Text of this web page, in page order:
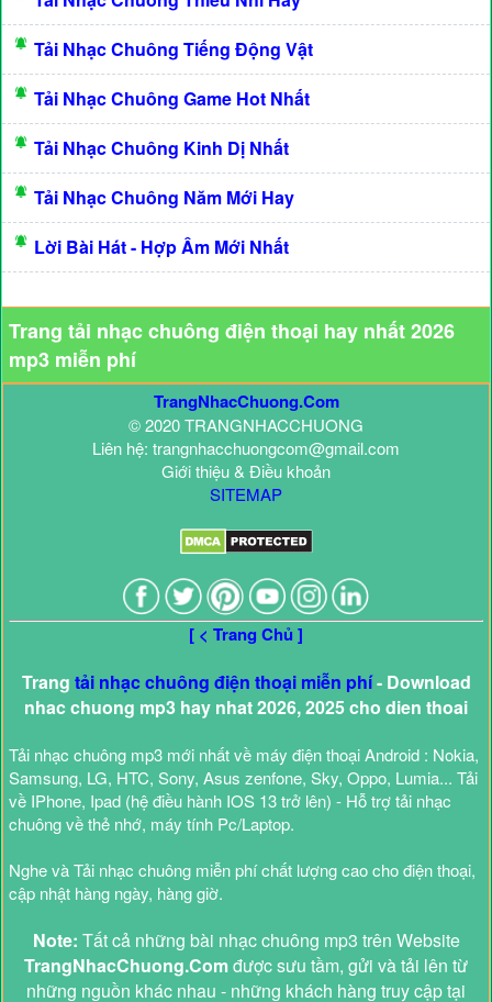
Tải Nhạc Chuông Tiếng Động Vật
Tải Nhạc Chuông Game Hot Nhất
Tải Nhạc Chuông Kinh Dị Nhất
Tải Nhạc Chuông Năm Mới Hay
Lời Bài Hát - Hợp Âm Mới Nhất
Trang tải nhạc chuông điện thoại hay nhất 2026
mp3 miễn phí
TrangNhacChuong.Com
© 2020 TRANGNHACCHUONG
Liên hệ: trangnhacchuongcom@gmail.com
Giới thiệu & Điều khoản
SITEMAP
[ < Trang Chủ ]
Trang tải nhạc chuông điện thoại miễn phí- Download
nhac chuong mp3 hay nhat 2026, 2025 cho dien thoai
Tải nhạc chuông mp3 mới nhất về máy điện thoại Android : Nokia,
Samsung, LG, HTC, Sony, Asus zenfone, Sky, Oppo, Lumia... Tải
về IPhone, Ipad (hệ điều hành IOS 13 trở lên) - Hỗ trợ tải nhạc
chuông về thẻ nhớ, máy tính Pc/Laptop.
Nghe và Tải nhạc chuông miễn phí chất lượng cao cho điện thoại,
cập nhật hàng ngày, hàng giờ.
Note: Tất cả những bài nhạc chuông mp3 trên Website
TrangNhacChuong.Comđược sưu tầm, gửi và tải lên từ
những nguồn khác nhau - những khách hàng truy cập tại